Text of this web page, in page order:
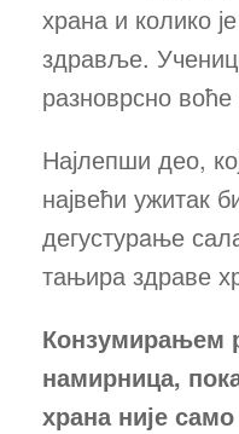
храна и колико
здравље.
разноврсно
Најлепши део,
највећи ужитак
дегустурaње
тањира здраве
Конзумирањем
намирница,
храна није